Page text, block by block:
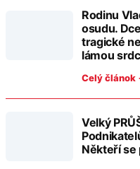
Rodinu
osudu.
tragické
lámou
Celý článok
Velký
Někteří se